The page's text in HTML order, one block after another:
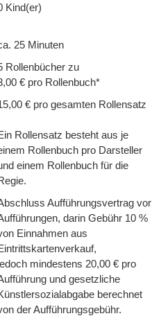
Kind(er)
25 Minuten
Rollenbücher zu
€ pro Rollenbuch*
€ pro gesamten Rollensatz
Rollensatz besteht aus je
Rollenbuch pro Darsteller
einem Rollenbuch für die
Aufführungsvertrag vor
darin Gebühr 10 %
Einnahmen aus
mindestens 20,00 € pro
und gesetzliche
berechnet
der Aufführungsgebühr.